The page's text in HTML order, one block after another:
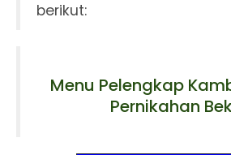
berikut:
Menu Pelengkap
Pernikahan